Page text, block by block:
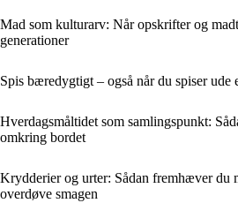
Mad som kulturarv: Når opskrifter og
generationer
Spis bæredygtigt – også når du spiser ude
Hverdagsmåltidet som samlingspunkt:
omkring bordet
Krydderier og urter: Sådan fremhæver du
overdøve smagen